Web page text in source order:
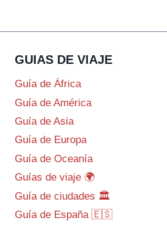
GUIAS DE VIAJE
Guía de África
Guía de América
Guía de Asia
Guía de Europa
Guía de Oceanía
Guías de viaje 🌍
Guía de ciudades 🏛️
Guía de España 🇪🇸